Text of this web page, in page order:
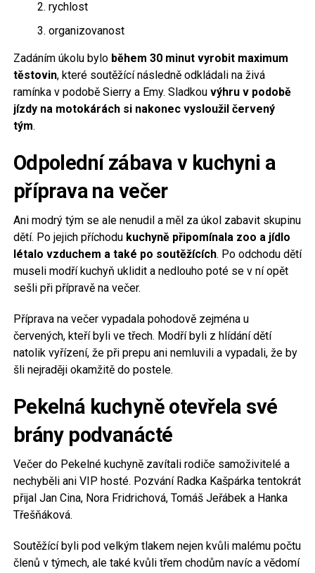
rychlost
organizovanost
Zadáním úkolu bylo během 30 minut vyrobit maximum
těstovin, které soutěžící následně odkládali na živá
ramínka v podobě Sierry a Emy. Sladkou výhru v podobě
jízdy na motokárách si nakonec vysloužil červený
tým.
Odpolední zábava v kuchyni a
příprava na večer
Ani modrý tým se ale nenudil a měl za úkol zabavit skupinu
dětí. Po jejich příchodu kuchyně připomínala zoo a jídlo
létalo vzduchem a také po soutěžících. Po odchodu dětí
museli modří kuchyň uklidit a nedlouho poté se v ní opět
sešli při přípravě na večer.
Příprava na večer vypadala pohodově zejména u
červených, kteří byli ve třech. Modří byli z hlídání dětí
natolik vyřízení, že při prepu ani nemluvili a vypadali, že by
šli nejraději okamžitě do postele.
Pekelná kuchyně otevřela své
brány podvanácté
Večer do Pekelné kuchyně zavítali rodiče samoživitelé a
nechyběli ani VIP hosté. Pozvání Radka Kašpárka tentokrát
přijal Jan Cina, Nora Fridrichová, Tomáš Jeřábek a Hanka
Třešňáková.
Soutěžící byli pod velkým tlakem nejen kvůli malému počtu
členů v týmech, ale také kvůli třem chodům navíc a vědomí